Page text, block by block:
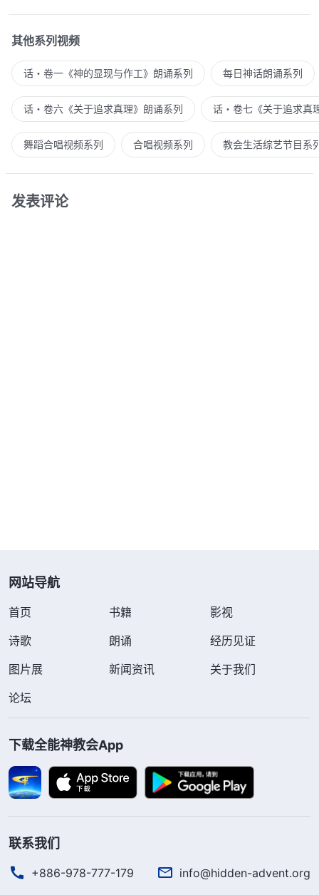
其他系列视频
话・卷一《神的显现与作工》朗诵系列 每日神话朗诵系列
话・卷六《关于追求真理》朗诵系列 话・卷七《关于追求真
舞蹈合唱视频系列 合唱视频系列 教会生活综艺节目系
发表评论
网站导航
首页 书籍
影视
诗歌
朗诵
经历见证
图片展
新闻资讯
关于我们
论坛
下载全能神教会App
联系我们
+886-978-777-179 info@hidden-advent.org